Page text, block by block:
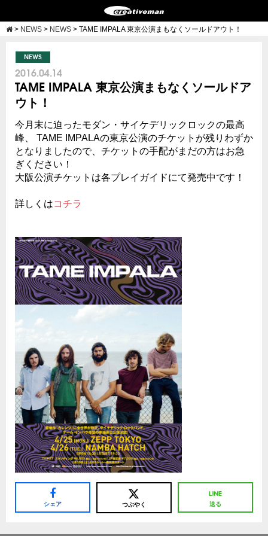
> NEWS > NEWS > TAME IMPALA 東京公演まもなくソールドアウト！
NEWS
2016.04.14
TAME IMPALA 東京公演まもなくソールドア
ウト！
今月末に迫ったモダン・サイケデリックロックの最高
峰、 TAME IMPALAの東京公演のチケットが残りわずか
となりましたので、チケットの手配がまだの方はお急
ぎください！
大阪公演チケットは各プレイガイドにて発売中です！
詳しくはコチラ
シェア つぶやく 送る